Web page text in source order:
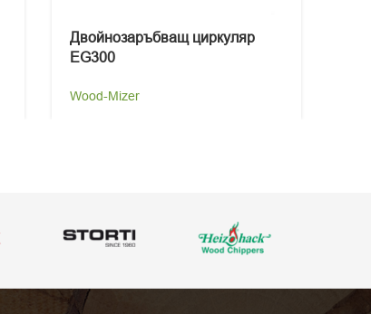
Двойнозаръбващ циркуляр
EG300
Wood-Mizer